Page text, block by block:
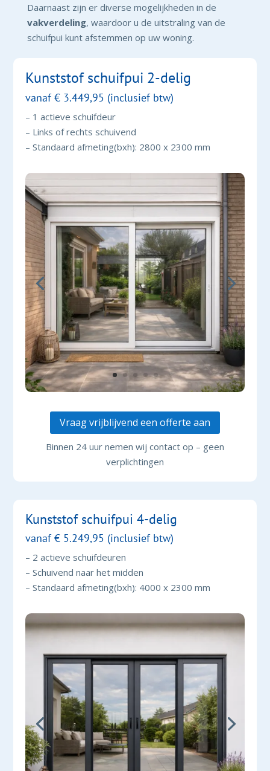
Daarnaast zijn er diverse mogelijkheden in de
vakverdeling, waardoor u de uitstraling van de
schuifpui kunt afstemmen op uw woning.
Kunststof schuifpui 2-delig
vanaf € 3.449,95 (inclusief btw)
– 1 actieve schuifdeur
– Links of rechts schuivend
– Standaard afmeting(bxh): 2800 x 2300 mm
Vraag vrijblijvend een offerte aan
Binnen 24 uur nemen wij contact op – geen
verplichtingen
Kunststof schuifpui 4-delig
vanaf€ 5.249,95 (inclusief btw)
– 2 actieve schuifdeuren
– Schuivend naar het midden
– Standaard afmeting(bxh): 4000 x 2300 mm